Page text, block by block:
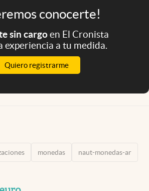
conocerte!
sin cargoen El Cronista
experiencia a tu medida.
Quiero registrarme
monedas naut-monedas-ar